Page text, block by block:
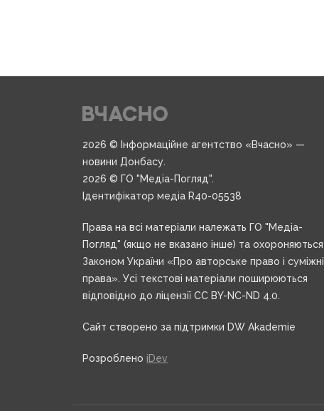
2026 © Інформаційне агентство «Вчасно» —
новини Донбасу.
2026 © ГО "Медіа-Погляд".
Ідентифікатор медіа R40-05538
Права на всі матеріали належать ГО "Медіа-
Погляд" (якщо не вказано інше) та охороняються
Законом України «Про авторське право і суміжні
права». Усі текстові матеріали поширюються
відповідно до ліцензії CC BY-NC-ND 4.0.
Сайт створено за підтримки DW Akademie
Розроблено iDev